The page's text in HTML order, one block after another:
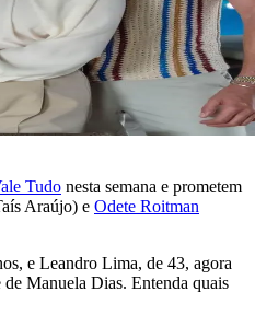
Tudo nesta semana e prometem
Araújo) e Odete Roitman
e Leandro Lima, de 43, agora
Manuela Dias. Entenda quais